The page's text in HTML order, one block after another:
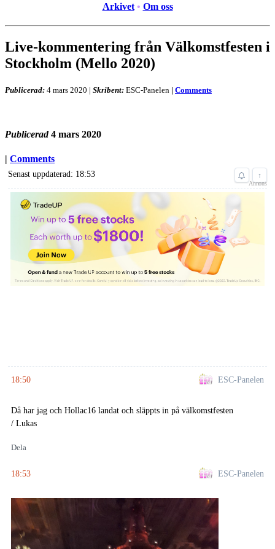
Arkivet • Om oss
Live-kommentering från Välkomstfesten i
Stockholm (Mello 2020)
Publicerad: 4 mars 2020 | Skribent: ESC-Panelen | Comments
Publicerad 4 mars 2020
| Comments
Senast uppdaterad: 18:53 ↑
Annons
18:50 ESC-Panelen
Då har jag och Hollac16 landat och släppts in på välkomstfesten
/ Lukas
Dela
18:53 ESC-Panelen